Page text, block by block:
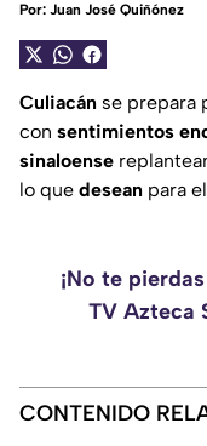
Por: Juan José Quiñónez
Culiacán se prepara
con sentimientos
sinaloense
lo que desean para el
¡No te
TV Azteca
CONTENIDO